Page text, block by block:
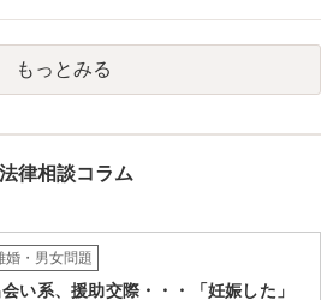
もっとみる
律相談コラム
婚・男女問題
会い系、援助交際・・・「妊娠した」